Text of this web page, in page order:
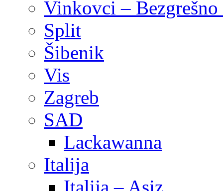
Vinkovci –
Split
Šibenik
Vis
Zagreb
SAD
Lackawanna
Italija
Italija – Asiz